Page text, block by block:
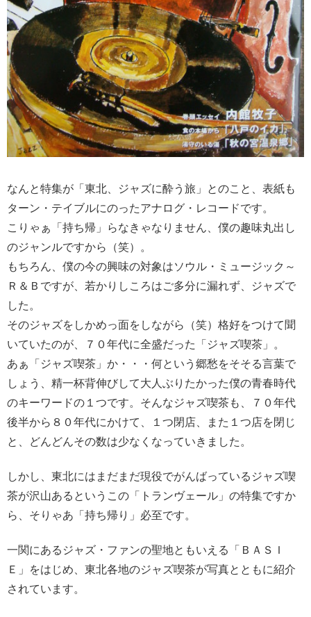
なんと特集が「東北、ジャズに酔う旅」とのこと、表紙も
ターン・テイブルにのったアナログ・レコードです。
こりゃぁ「持ち帰」らなきゃなりません、僕の趣味丸出し
のジャンルですから（笑）。
もちろん、僕の今の興味の対象はソウル・ミュージック～
Ｒ＆Ｂですが、若かりしころはご多分に漏れず、ジャズで
した。
そのジャズをしかめっ面をしながら（笑）格好をつけて聞
いていたのが、７０年代に全盛だった「ジャズ喫茶」。
あぁ「ジャズ喫茶」か・・・何という郷愁をそそる言葉で
しょう、精一杯背伸びして大人ぶりたかった僕の青春時代
のキーワードの１つです。そんなジャズ喫茶も、７０年代
後半から８０年代にかけて、１つ閉店、また１つ店を閉じ
と、どんどんその数は少なくなっていきました。
しかし、東北にはまだまだ現役でがんばっているジャズ喫
茶が沢山あるというこの「トランヴェール」の特集ですか
ら、そりゃあ「持ち帰り」必至です。
一関にあるジャズ・ファンの聖地ともいえる「ＢＡＳＩ
Ｅ」をはじめ、東北各地のジャズ喫茶が写真とともに紹介
されています。